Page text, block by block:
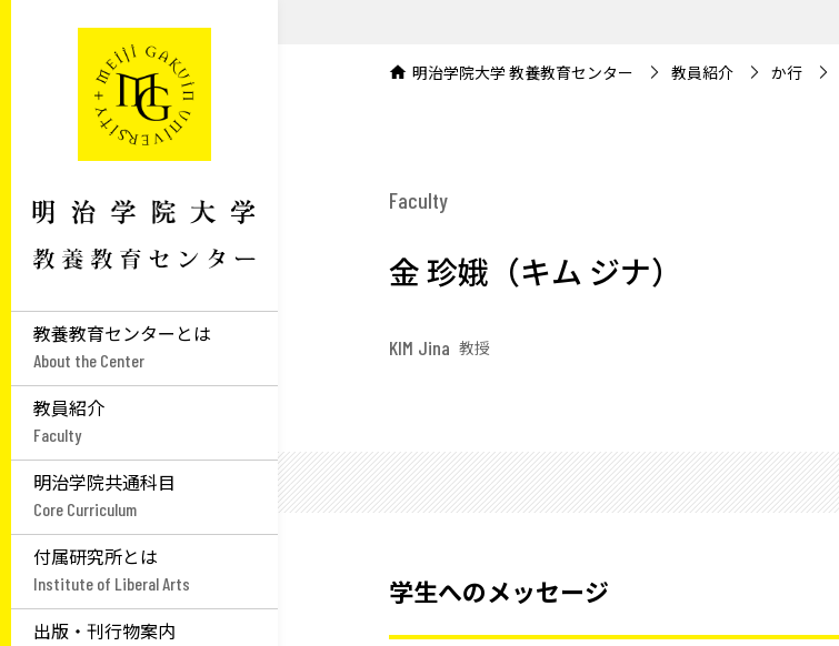
教養教育センターとは
About the Center
教員紹介
Faculty
明治学院共通科目
Core Curriculum
付属研究所とは
Institute of Liberal Arts
出版・刊行物案内
明治学院大学 教養教育センター 教員紹介 か行
Faculty
金 珍娥（キム ジナ）
KIM Jina 教授
学生へのメッセージ